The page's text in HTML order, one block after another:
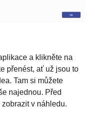
a klikněte na
přenést, ať už jsou to
Tam si můžete
najednou. Před
v náhledu.